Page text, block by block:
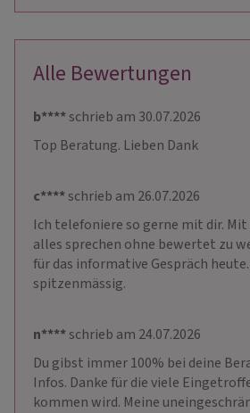
Alle Bewertungen
b****schrieb am 30.07.2026
Top Beratung. Lieben Dank
c****schrieb am 26.07.2026
Ich telefoniere so gerne mit dir.
alles sprechen ohne bewertet zu
für das informative Gespräch
spitzenmässig.
n****schrieb am 24.07.2026
Du gibst immer 100% bei deine
Infos. Danke für die viele
kommen wird. Meine